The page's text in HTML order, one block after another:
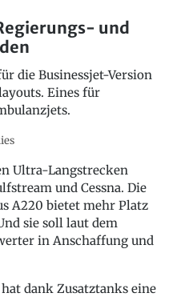
und
die Businessjet-Version
Eines für
Ultra-Langstrecken
und Cessna. Die
A220 bietet mehr Platz
sie soll laut dem
in Anschaffung und
dank Zusatztanks eine